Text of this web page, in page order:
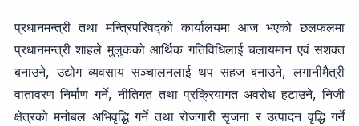
प्रधानमन्त्री तथा मन्त्रिपरिषद्को कार्यालयमा आज भएको छलफलमा
प्रधानमन्त्री शाहले मुलुकको आर्थिक गतिविधिलाई चलायमान एवं सशक्त
बनाउने, उद्योग व्यवसाय सञ्चालनलाई थप सहज बनाउने, लगानीमैत्री
वातावरण निर्माण गर्ने, नीतिगत तथा प्रक्रियागत अवरोध हटाउने, निजी
क्षेत्रको मनोबल अभिवृद्धि गर्ने तथा रोजगारी सृजना र उत्पादन वृद्धि गर्ने